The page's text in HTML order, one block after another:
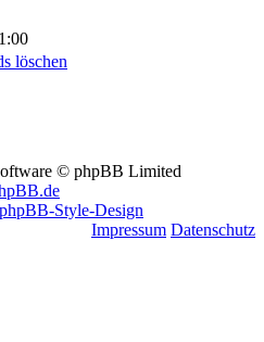
löschen
© phpBB Limited
phpBB-Style-Design
Impressum Datenschutz